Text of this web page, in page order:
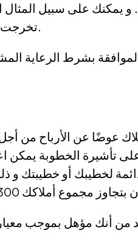
و يمكنك على سبيل
تخرجت للتو من الكلية و كان مصدر دخلك منخفضًا.
بشرط الرعاية
عوضًا عن الأرباح من
تأشيرة الخطوبة يمكن
لخطيبك أو خطيبتك و